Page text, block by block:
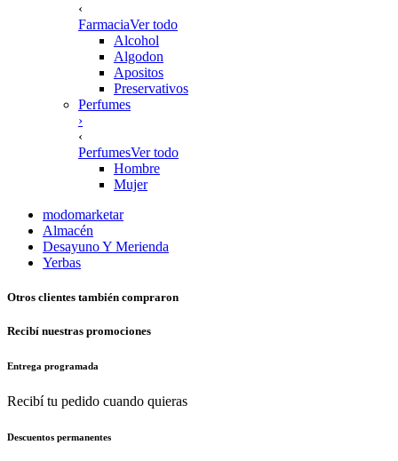
‹
FarmaciaVer todo
Alcohol
Algodon
Apositos
Preservativos
Perfumes
›
‹
PerfumesVer todo
Hombre
Mujer
modomarketar
Almacén
Desayuno Y Merienda
Yerbas
Otros clientes también compraron
Recibí nuestras promociones
Entrega programada
Recibí tu pedido cuando quieras
Descuentos permanentes